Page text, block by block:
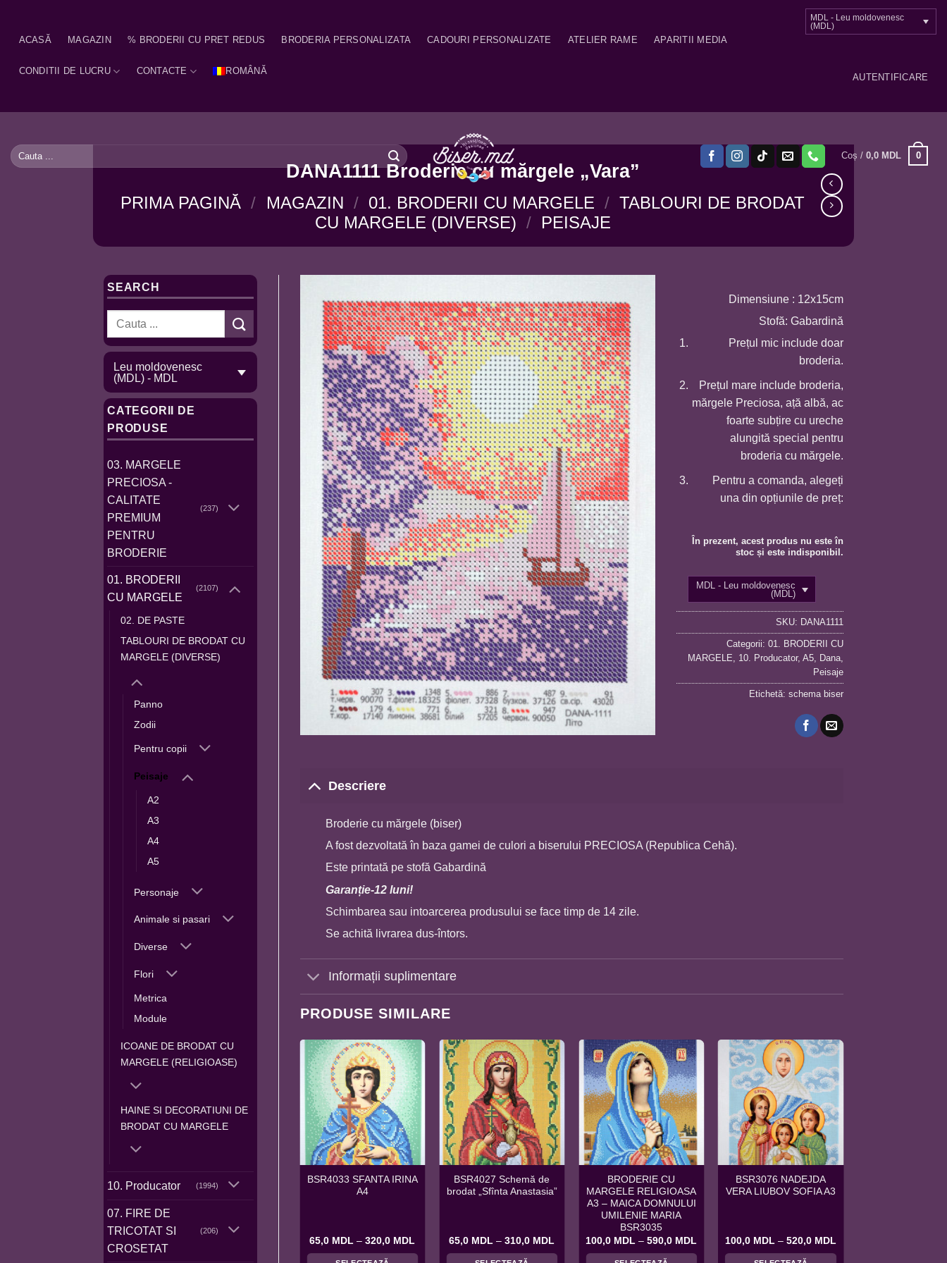
contentACASĂ MAGAZIN % BRODERII CU PRET REDUS BRODERIA PERSONALIZATA CADOURI PERSONALIZATE ATELIER RAME APARITII MEDIA
CONDITII DE LUCRU CONTACTE ROMÂNĂ
MDL - Leu moldovenesc
(MDL)
AUTENTIFICARE
Caută
după:
Coș /0,0 MDL 0
DANA1111 Broderie cu mărgele „Vara”
PRIMA PAGINĂ / MAGAZIN / 01. BRODERII CU MARGELE / TABLOURI DE BRODAT
CU MARGELE (DIVERSE) / PEISAJE
SEARCH
Caută
Leu moldovenesc
(MDL) - MDL
CATEGORII DE
PRODUSE
03. MARGELE
PRECIOSA -
CALITATE
PREMIUM
PENTRU
BRODERIE
(237)
01. BRODERII
CU MARGELE
(2107)
02. DE PASTE
TABLOURI DE BRODAT CU
MARGELE (DIVERSE)
Panno
Zodii
Pentru copii
Peisaje
A2
A3
A4
A5
Personaje
Animale si pasari
Diverse
Flori
Metrica
Module
ICOANE DE BRODAT CU
MARGELE (RELIGIOASE)
HAINE SI DECORATIUNI DE
BRODAT CU MARGELE
10. Producator (1994)
07. FIRE DE
TRICOTAT SI
CROSETAT
(206)
Dimensiune : 12x15cm
Stofă: Gabardină
Prețul mic include doar
broderia.
Prețul mare include broderia,
mărgele Preciosa, ață albă, ac
foarte subțire cu ureche
alungită special pentru
broderia cu mărgele.
Pentru a comanda, alegeți
una din opțiunile de preț:
În prezent, acest produs nu este în
stoc și este indisponibil.
MDL - Leu moldovenesc
(MDL)
SKU: DANA1111
Categorii: 01. BRODERII CU
MARGELE, 10. Producator, A5, Dana,
Peisaje
Etichetă: schema biser
Descriere
Broderie cu mărgele (biser)
A fost dezvoltată în baza gamei de culori a biserului PRECIOSA (Republica Cehă).
Este printată pe stofă Gabardină
Garanție-12 luni!
Schimbarea sau intoarcerea produsului se face timp de 14 zile.
Se achită livrarea dus-întors.
Informații suplimentare
PRODUSE SIMILARE
BSR4033 SFANTA IRINA
A4
65,0 MDL – 320,0 MDL
prețuri:
BSR4027 Schemă de
brodat „Sfînta Anastasia”
65,0 MDL – 310,0 MDL Interval
prețuri:
BRODERIE CU
MARGELE RELIGIOASA
A3 – MAICA DOMNULUI
UMILENIE MARIA
BSR3035
100,0 MDL – 590,0 MDL Interval
prețuri:
BSR3076 NADEJDA
VERA LIUBOV SOFIA A3
100,0 MDL – 520,0 MDL
prețuri:
BSR4130 MAICA
DOMNULUI CU 7
de
BS4082 MATRICA
PENTRU BAIETEL A4